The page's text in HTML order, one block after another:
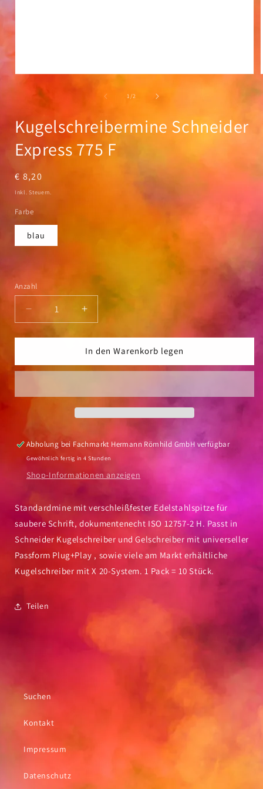
Medien
1/von
2
Kugelschreibermine Schneider
Express 775 F
Normaler
Preis
€ 8,20
Inkl. Steuern.
Farbe
blau
Anzahl
Anzahl
Verringere
die
Menge
Kugelschreibermine
775
Erhöhe
die
Menge
für
Kugelschreibermine
775
In den Warenkorb legen
Abholung bei Fachmarkt Hermann Römhild GmbH verfügbar
Gewöhnlich fertig in 4 Stunden
Shop-Informationen anzeigen
Standardmine mit verschleißfester Edelstahlspitze für
saubere Schrift, dokumentenecht ISO 12757-2 H. Passt in
Schneider Kugelschreiber und Gelschreiber mit universeller
Passform Plug+Play , sowie viele am Markt erhältliche
Kugelschreiber mit X 20-System. 1 Pack = 10 Stück.
Teilen
Suchen
Kontakt
Impressum
Datenschutz